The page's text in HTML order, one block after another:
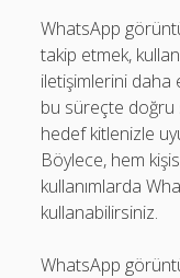
WhatsApp
takip etmek,
iletişimlerini daha
bu süreçte doğru
hedef kitlenizle
Böylece, hem
kullanımlarda
kullanabilirsiniz.
WhatsApp